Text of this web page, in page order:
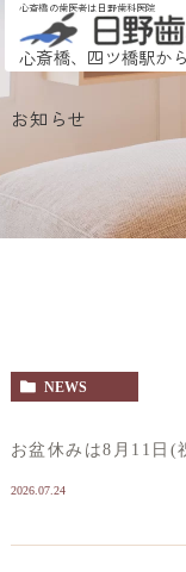
心斎橋の歯医者は日野歯科医院
心斎橋、四ツ橋駅か
お知らせ
NEWS
お盆休みは8月11日(
2026.07.24